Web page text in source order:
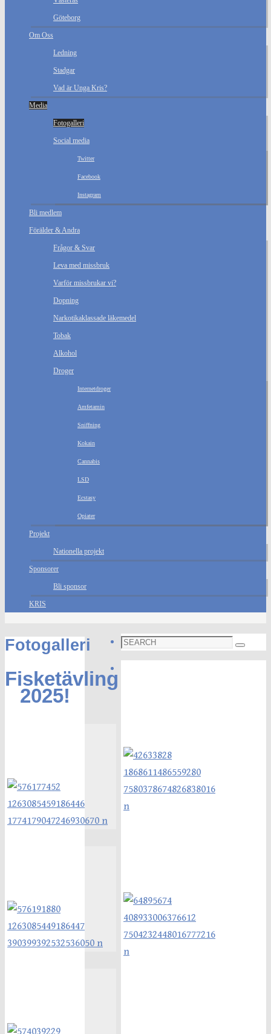
Göteborg
Om Oss
Ledning
Stadgar
Vad är Unga Kris?
Media
Fotogalleri
Social media
Twitter
Facebook
Instagram
Bli medlem
Förälder & Andra
Frågor & Svar
Leva med missbruk
Varför missbrukar vi?
Dopning
Narkotikaklassade läkemedel
Tobak
Alkohol
Droger
Internetdroger
Amfetamin
Sniffning
Kokain
Cannabis
LSD
Ecstasy
Opiater
Projekt
Nationella projekt
Sponsorer
Bli sponsor
KRIS
Fotogalleri
Fisketävling
2025!
Search
for:
Search